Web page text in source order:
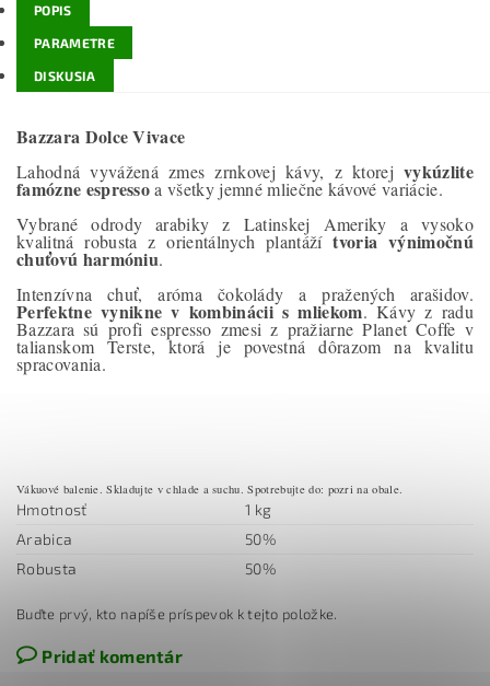
POPIS
PARAMETRE
DISKUSIA
Bazzara Dolce Vivace
Lahodná vyvážená zmes zrnkovej kávy, z ktorejvykúzlite
famózne espressoa všetky jemné mliečne kávové variácie.
Vybrané odrody arabiky z Latinskej Ameriky a vysoko
kvalitná robusta z orientálnych plantážítvoria výnimočnú
chuťovú harmóniu.
Intenzívna chuť, aróma čokolády a pražených arašidov.
Perfektne vynikne v kombinácii s mliekom. Kávy z radu
Bazzara sú profi espresso zmesi z pražiarne Planet Coffe v
talianskom Terste, ktorá je povestná dôrazom na kvalitu
spracovania.
Vákuové balenie. Skladujte v chlade a suchu. Spotrebujte do: pozri na obale.
Hmotnosť
1 kg
Arabica
50%
Robusta
50%
Buďte prvý, kto napíše príspevok k tejto položke.
Pridať komentár